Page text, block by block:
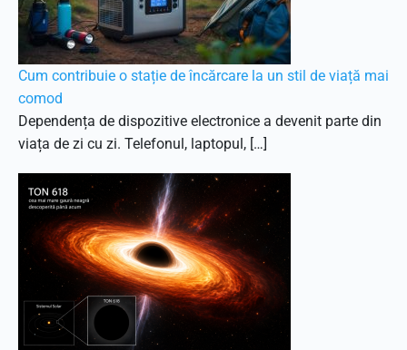
Cum contribuie o stație de încărcare la un stil de viață mai
comod
Dependența de dispozitive electronice a devenit parte din
viața de zi cu zi. Telefonul, laptopul, […]